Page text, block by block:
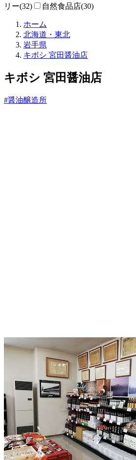
リー(32)
自然食品店(30)
ホーム
売
ね
と
北海道・東北
岩手県
キボシ 宮田醤油店
キボシ 宮田醤油店
#醤油醸造所